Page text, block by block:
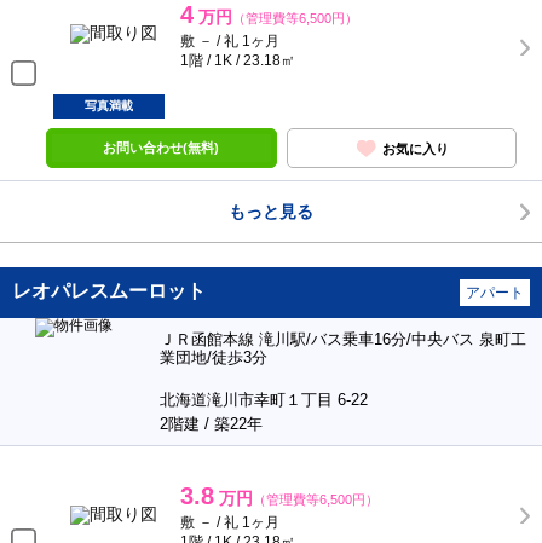
4 万円 （管理費等6,500円）
敷 － / 礼 1ヶ月
1階 / 1K / 23.18㎡
写真満載
お問い合わせ(無料) お気に入り
もっと見る
レオパレスムーロット アパート
ＪＲ函館本線 滝川駅/バス乗車16分/中央バス 泉町工
業団地/徒歩3分
北海道滝川市幸町１丁目 6-22
2階建 / 築22年
3.8 万円 （管理費等6,500円）
敷 － / 礼 1ヶ月